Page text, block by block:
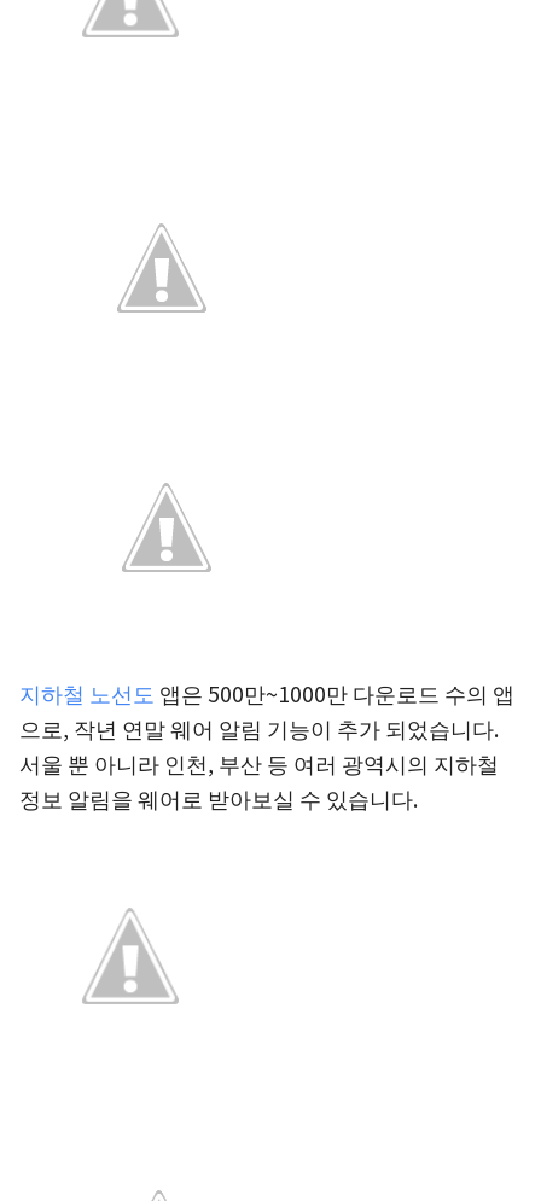
지하철 노선도 앱은 500만~1000만 다운로드 수의 앱
으로, 작년 연말 웨어 알림 기능이 추가 되었습니다.
서울 뿐 아니라 인천, 부산 등 여러 광역시의 지하철
정보 알림을 웨어로 받아보실 수 있습니다.